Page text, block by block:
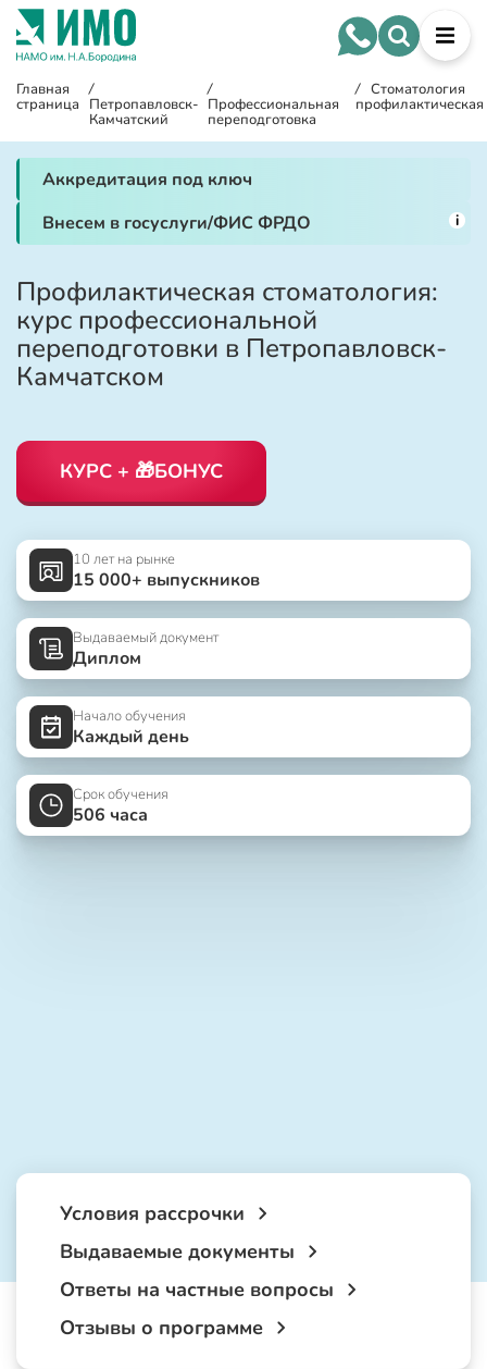
Главная
страница
/
Петропавловск-
Камчатский
/
Профессиональная
переподготовка
/ Стоматология
профилактическая
Аккредитация под ключ
Внесем в госуслуги/ФИС ФРДО
i
Профилактическая стоматология:
курс профессиональной
переподготовки в Петропавловск-
Камчатском
КУРС + 🎁БОНУС
10 лет на рынке
15 000+ выпускников
Выдаваемый документ
Диплом
Начало обучения
Каждый день
Срок обучения
506 часа
Условия рассрочки
Выдаваемые документы
Ответы на частные вопросы
Отзывы о программе